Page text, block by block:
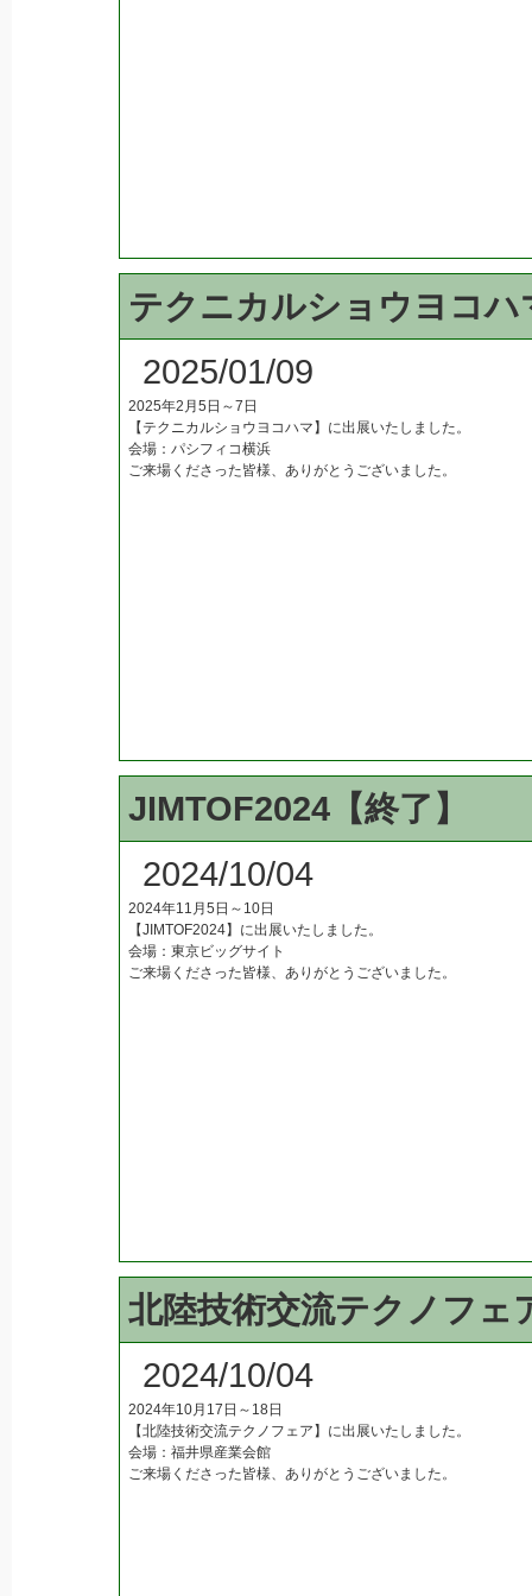
テクニカルショウヨコハ
2025/01/09
2025年2月5日～7日
【テクニカルショウヨコハマ】に出展いたしました。
会場：パシフィコ横浜
ご来場くださった皆様、ありがとうございました。
JIMTOF2024【終了】
2024/10/04
2024年11月5日～10日
【JIMTOF2024】に出展いたしました。
会場：東京ビッグサイト
ご来場くださった皆様、ありがとうございました。
北陸技術交流テクノフェ
2024/10/04
2024年10月17日～18日
【北陸技術交流テクノフェア】に出展いたしました。
会場：福井県産業会館
ご来場くださった皆様、ありがとうございました。